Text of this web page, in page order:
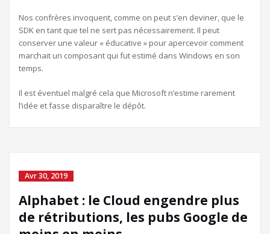
Nos confrères invoquent, comme on peut s’en deviner, que le
SDK en tant que tel ne sert pas nécessairement. Il peut
conserver une valeur « éducative » pour apercevoir comment
marchait un composant qui fut estimé dans Windows en son
temps.
Il est éventuel malgré cela que Microsoft n’estime rarement
l’idée et fasse disparaître le dépôt.
Avr 30, 2019
Alphabet : le Cloud engendre plus
de rétributions, les pubs Google de